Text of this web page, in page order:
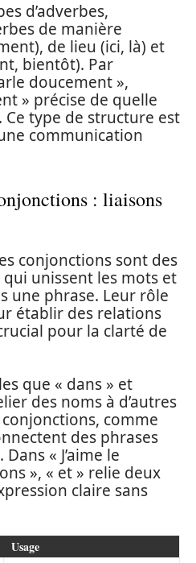
d’adverbes,
de manière
de lieu (ici, là) et
bientôt). Par
doucement »,
» précise de quelle
Ce type de structure est
communication
: liaisons
conjonctions sont des
qui unissent les mots et
une phrase. Leur rôle
établir des relations
pour la clarté de
que « dans » et
des noms à d’autres
comme
des phrases
« J’aime le
», « et » relie deux
claire sans
Usage